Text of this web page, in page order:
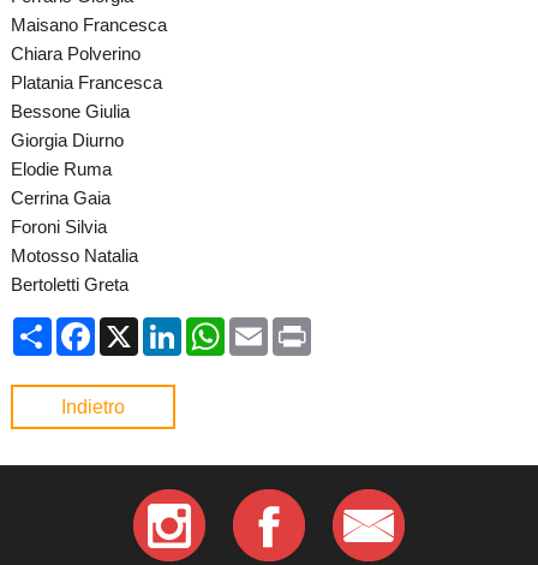
Maisano Francesca
Chiara Polverino
Platania Francesca
Bessone Giulia
Giorgia Diurno
Elodie Ruma
Cerrina Gaia
Foroni Silvia
Motosso Natalia
Bertoletti Greta
CondividiFacebook
X LinkedInWhatsApp
EmailPrint
Indietro